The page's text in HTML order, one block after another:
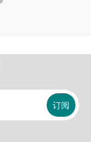
订阅